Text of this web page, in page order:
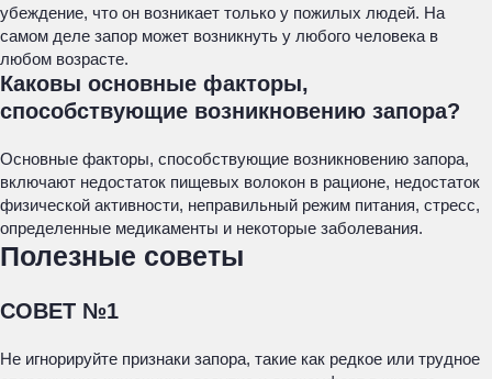
убеждение, что он возникает только у пожилых людей. На
самом деле запор может возникнуть у любого человека в
любом возрасте.
Каковы основные факторы,
способствующие возникновению запора?
Основные факторы, способствующие возникновению запора,
включают недостаток пищевых волокон в рационе, недостаток
физической активности, неправильный режим питания, стресс,
определенные медикаменты и некоторые заболевания.
Полезные советы
СОВЕТ №1
Не игнорируйте признаки запора, такие как редкое или трудное